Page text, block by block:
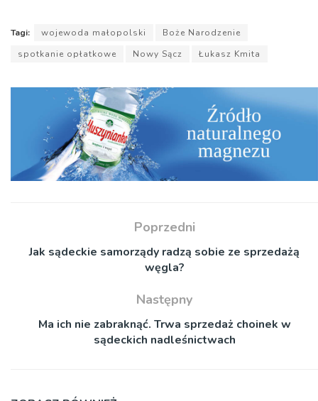
Tagi: wojewoda małopolski
Boże Narodzenie
spotkanie opłatkowe
Nowy Sącz Łukasz Kmita
Poprzedni
Jak sądeckie samorządy radzą sobie ze sprzedażą
węgla?
Następny
Ma ich nie zabraknąć. Trwa sprzedaż choinek w
sądeckich nadleśnictwach